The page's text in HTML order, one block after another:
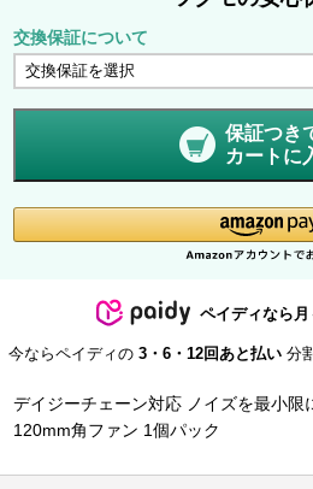
交換保証について
保証つき
カートに
ペイディなら月
今ならペイディの 3・6・12回あと払い 分
デイジーチェーン対応 ノイズを最小限
120mm角ファン 1個パック